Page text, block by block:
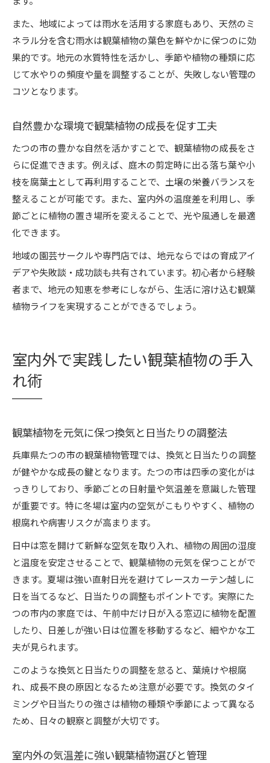
また、地域によっては雨水を活用する家庭もあり、天然のミ
ネラル分を含む雨水は観葉植物の葉色を鮮やかに保つのに効
果的です。地元の水質特性を活かし、季節や植物の種類に応
じて水やりの頻度や量を調整することが、失敗しない管理の
コツとなります。
自然豊かな環境で観葉植物の成長を促す工夫
たつの市の豊かな自然を活かすことで、観葉植物の成長をさ
らに促進できます。例えば、庭木の剪定時に出る落ち葉や小
枝を腐葉土として再利用することで、土壌の栄養バランスを
整えることが可能です。また、室内外の温度差を利用し、季
節ごとに植物の置き場所を変えることで、光や風通しを最適
化できます。
地域の園芸サークルや専門店では、地元ならではの育成アイ
デアや失敗談・成功談も共有されています。初心者から経験
者まで、地元の知恵を参考にしながら、生活に溶け込む観葉
植物ライフを実現することができるでしょう。
室内外で実践したい観葉植物の手入
れ術
観葉植物を元気に保つ換気と日当たりの調整法
兵庫県たつの市の観葉植物管理では、換気と日当たりの調整
が健やかな成長の鍵となります。たつの市は四季の変化がは
っきりしており、季節ごとの日射量や気温差を意識した管理
が重要です。特に冬場は室内の空気がこもりやすく、植物の
根腐れや病害リスクが高まります。
日中は窓を開けて新鮮な空気を取り入れ、植物の周囲の湿度
と温度を安定させることで、観葉植物の元気を保つことがで
きます。夏場は強い直射日光を避けてレースカーテン越しに
日を当てるなど、日当たりの調整もポイントです。実際にた
つの市内の家庭では、午前中だけ日が入る窓辺に植物を配置
したり、日差しが強い日は位置を移動するなど、細やかな工
夫が見られます。
このような換気と日当たりの調整を怠ると、葉焼けや根腐
れ、成長不良の原因となるため注意が必要です。換気のタイ
ミングや日当たりの強さは植物の種類や季節によって異なる
ため、日々の観察と調整が大切です。
室内外の気温差に強い観葉植物選びと管理